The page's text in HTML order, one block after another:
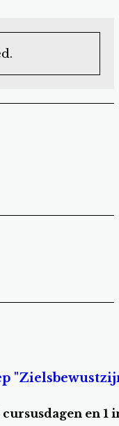
cursusdagen en